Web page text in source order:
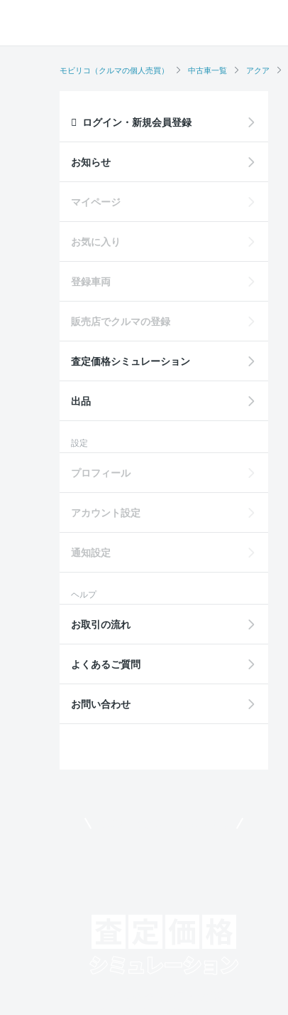
モビリコ（クルマの個人売買） 中古車一覧 アクア
ログイン・新規会員登録
お知らせ
マイページ
お気に入り
登録車両
販売店でクルマの登録
査定価格シミュレーション
出品
設定
プロフィール
アカウント設定
通知設定
ヘルプ
お取引の流れ
よくあるご質問
お問い合わせ